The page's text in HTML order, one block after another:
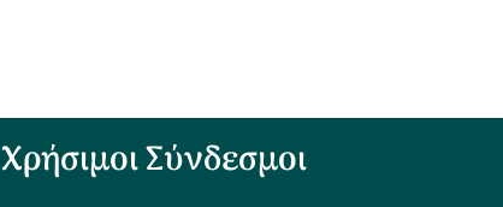
Χρήσιμοι Σύνδεσμοι